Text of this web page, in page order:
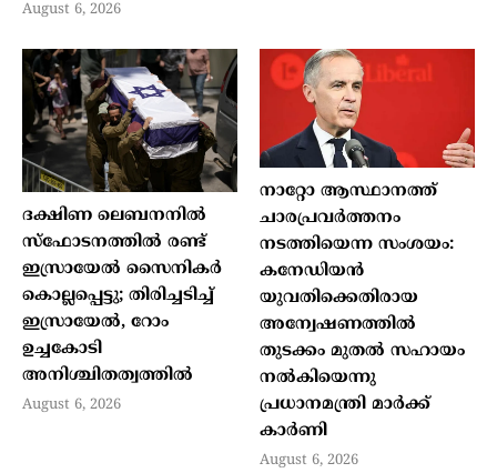
August 6, 2026
ദക്ഷിണ ലെബനനിൽ
സ്ഫോടനത്തിൽ രണ്ട്
ഇസ്രായേൽ സൈനികർ
കൊല്ലപ്പെട്ടു; തിരിച്ചടിച്ച്
ഇസ്രായേൽ, റോം
ഉച്ചകോടി
അനിശ്ചിതത്വത്തിൽ
August 6, 2026
നാറ്റോ ആസ്ഥാനത്ത്
ചാരപ്രവര്‍ത്തനം
നടത്തിയെന്ന സംശയം:
കനേഡിയന്‍
യുവതിക്കെതിരായ
അന്വേഷണത്തില്‍
തുടക്കം മുതല്‍ സഹായം
നല്‍കിയെന്നു
പ്രധാനമന്ത്രി മാര്‍ക്ക്
കാര്‍ണി
August 6, 2026